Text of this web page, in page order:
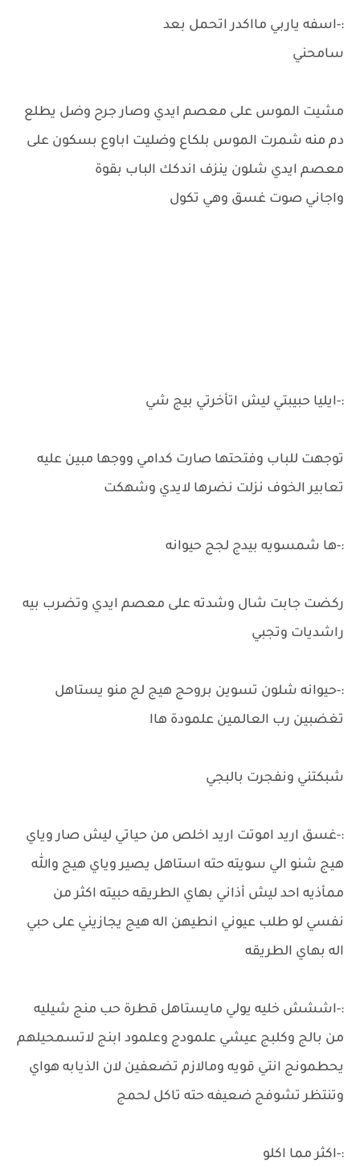
:-اسفه ياربي مااكدر اتحمل بعد
سامحني
مشيت الموس على معصم ايدي وصار جرح وضل يطلع
دم منه شمرت الموس بلكاع وضليت اباوع بسكون على
معصم ايدي شلون ينزف اندكك الباب بقوة
واجاني صوت غسق وهي تكول
:-ايليا حبيبتي ليش اتأخرتي بيج شي
توجهت للباب وفتحتها صارت كدامي ووجها مبين عليه
تعابير الخوف نزلت نضرها لايدي وشهكت
:-ها شمسويه بيدج لجج حيوانه
ركضت جابت شال وشدته على معصم ايدي وتضرب بيه
راشديات وتجبي
:-حيوانه شلون تسوين بروحج هيج لج منو يستاهل
تغضبين رب العالمين علمودة هاا
شبكتني ونفجرت بالبجي
:-غسق اريد اموتت اريد اخلص من حياتي ليش صار وياي
هيج شنو الي سويته حته استاهل يصير وياي هيج والله
ممأذيه احد ليش أذاني بهاي الطريقه حبيته اكثر من
نفسي لو طلب عيوني انطيهن اله هيج يجازيني على حبي
اله بهاي الطريقه
:-اششش خليه يولي مايستاهل قطرة حب منج شيليه
من بالج وكلبج عيشي علمودج وعلمود ابنج لاتسمحيلهم
يحطمونج انتي قويه ومالازم تضعفين لان الذيابه هواي
وتنتظر تشوفج ضعيفه حته تاكل لحمج
:-اكثر مما اكلو